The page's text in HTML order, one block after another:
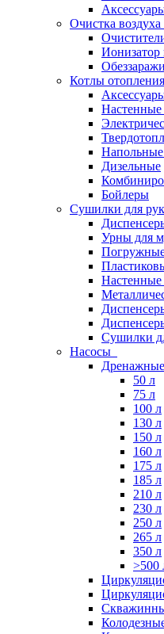
Очистка воздуха
Ионизатор
Котлы отопления
Настенные
Напольные
Дизельные
Бойлеры
Сушилки для рук
Урны для
Сушилки
Насосы
50 л
75 л
100 л
130 л
150 л
160 л
175 л
185 л
210 л
230 л
250 л
265 л
350 л
>500